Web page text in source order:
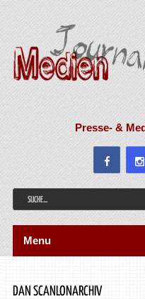
Presse- &
Menu
DAN SCANLONARCHIV